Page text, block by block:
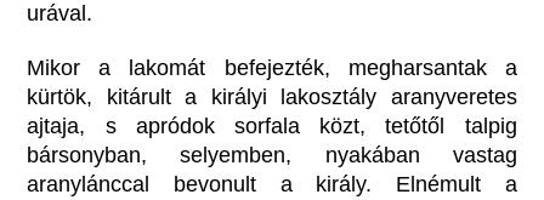
urával.
Mikor a lakomát befejezték, megharsantak a
kürtök, kitárult a királyi lakosztály aranyveretes
ajtaja, s apródok sorfala közt, tetőtől talpig
bársonyban, selyemben, nyakában vastag
aranylánccal bevonult a király. Elnémult a